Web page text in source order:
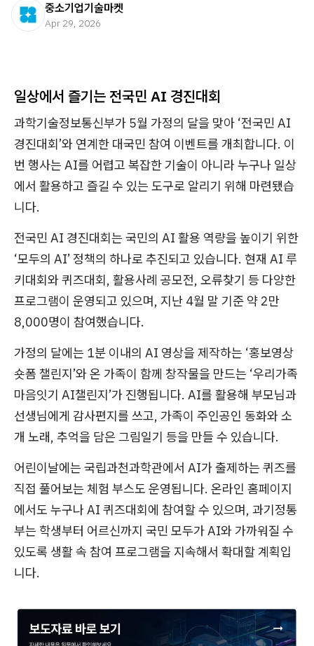
중소기업기술마켓
Apr 29, 2026
일상에서 즐기는 전국민 AI 경진대회
과학기술정보통신부가 5월 가정의 달을 맞아 ‘전국민 AI
경진대회’와 연계한 대국민 참여 이벤트를 개최합니다. 이
번 행사는 AI를 어렵고 복잡한 기술이 아니라 누구나 일상
에서 활용하고 즐길 수 있는 도구로 알리기 위해 마련됐습
니다.
전국민 AI 경진대회는 국민의 AI 활용 역량을 높이기 위한
‘모두의 AI’ 정책의 하나로 추진되고 있습니다. 현재 AI 루
키대회와 퀴즈대회, 활용사례 공모전, 오류찾기 등 다양한
프로그램이 운영되고 있으며, 지난 4월 말 기준 약 2만
8,000명이 참여했습니다.
가정의 달에는 1분 이내의 AI 영상을 제작하는 ‘홍보영상
숏폼 챌린지’와 온 가족이 함께 창작물을 만드는 ‘우리가족
마음잇기 AI챌린지’가 진행됩니다. AI를 활용해 부모님과
선생님에게 감사편지를 쓰고, 가족이 주인공인 동화와 소
개 노래, 추억을 담은 그림일기 등을 만들 수 있습니다.
어린이날에는 국립과천과학관에서 AI가 출제하는 퀴즈를
직접 풀어보는 체험 부스도 운영됩니다. 온라인 홈페이지
에서도 누구나 AI 퀴즈대회에 참여할 수 있으며, 과기정통
부는 학생부터 어르신까지 국민 모두가 AI와 가까워질 수
있도록 생활 속 참여 프로그램을 지속해서 확대할 계획입
니다.